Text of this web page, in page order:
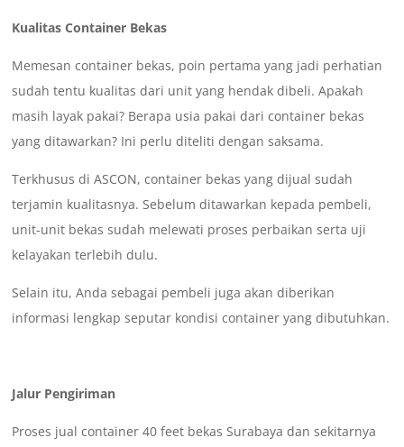
Kualitas Container Bekas
Memesan container bekas, poin pertama yang jadi perhatian
sudah tentu kualitas dari unit yang hendak dibeli. Apakah
masih layak pakai? Berapa usia pakai dari container bekas
yang ditawarkan? Ini perlu diteliti dengan saksama.
Terkhusus di ASCON, container bekas yang dijual sudah
terjamin kualitasnya. Sebelum ditawarkan kepada pembeli,
unit-unit bekas sudah melewati proses perbaikan serta uji
kelayakan terlebih dulu.
Selain itu, Anda sebagai pembeli juga akan diberikan
informasi lengkap seputar kondisi container yang dibutuhkan.
Jalur Pengiriman
Proses jual container 40 feet bekas Surabaya dan sekitarnya